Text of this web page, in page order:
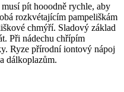
pít hooodně rychle, aby
rozkvétajícím pampeliškám
chmýří. Sladový základ
Při nádechu chřípím
Ryze přírodní iontový nápoj
dálkoplazům.